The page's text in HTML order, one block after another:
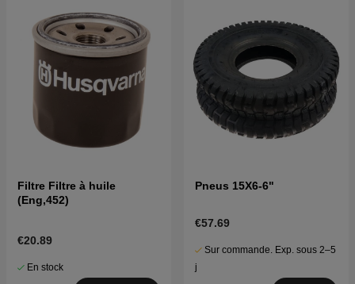
Filtre Filtre à huile
(Eng,452)
€20.89
En stock
Pneus 15X6-6"
€57.69
Sur commande. Exp. sous 2–5
j